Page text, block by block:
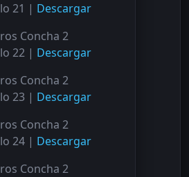
21 | Descargar
Concha 2
22 | Descargar
Concha 2
23 | Descargar
Concha 2
24 | Descargar
Concha 2